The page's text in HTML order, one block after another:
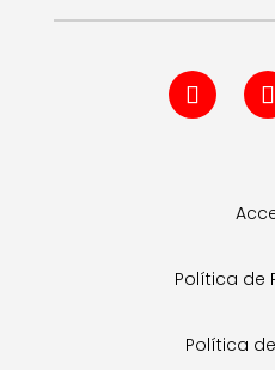
Política de
Política